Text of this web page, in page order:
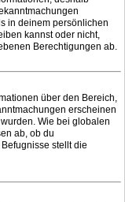
in deinem persönlichen
kannst oder nicht,
Berechtigungen ab.
über den Bereich,
erscheinen
Wie bei globalen
ab, ob du
stellt die